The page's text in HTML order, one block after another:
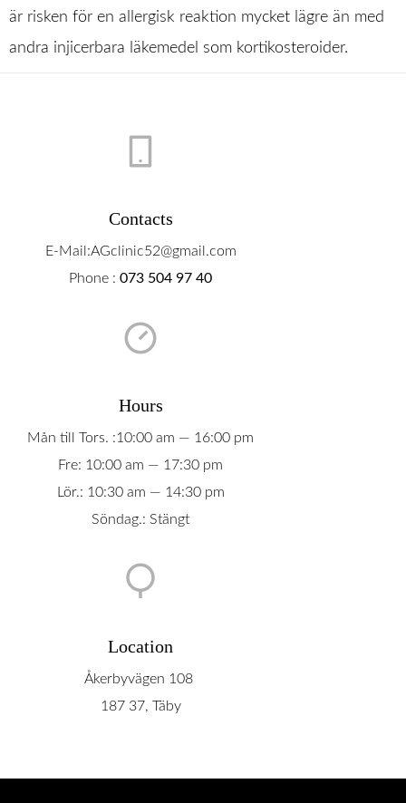
är risken för en allergisk reaktion mycket lägre än med
andra injicerbara läkemedel som kortikosteroider.
Contacts
E-Mail:AGclinic52@gmail.com
Phone : 073 504 97 40
Hours
Mån till Tors. :10:00 am — 16:00 pm
Fre: 10:00 am — 17:30 pm
Lör.: 10:30 am — 14:30 pm
Söndag.: Stängt
Location
Åkerbyvägen 108
187 37, Täby